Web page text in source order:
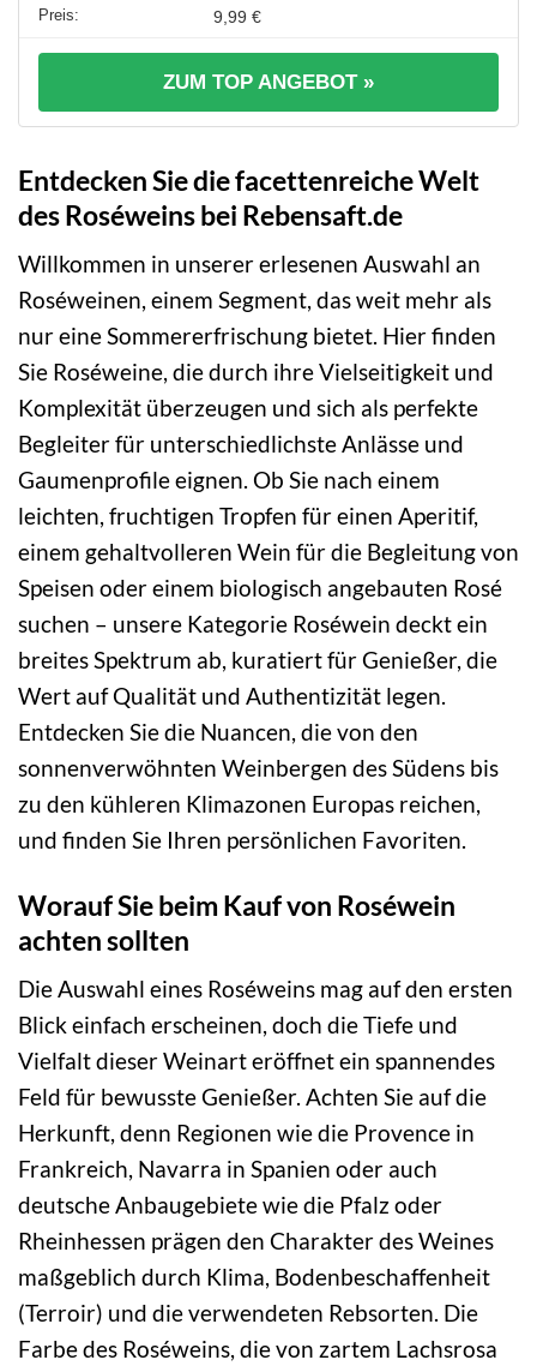
9,99 €
ZUM TOP ANGEBOT »
Entdecken Sie die facettenreiche Welt
des Roséweins bei Rebensaft.de
Willkommen in unserer erlesenen Auswahl an
Roséweinen, einem Segment, das weit mehr als
nur eine Sommererfrischung bietet. Hier finden
Sie Roséweine, die durch ihre Vielseitigkeit und
Komplexität überzeugen und sich als perfekte
Begleiter für unterschiedlichste Anlässe und
Gaumenprofile eignen. Ob Sie nach einem
leichten, fruchtigen Tropfen für einen Aperitif,
einem gehaltvolleren Wein für die Begleitung von
Speisen oder einem biologisch angebauten Rosé
suchen – unsere Kategorie Roséwein deckt ein
breites Spektrum ab, kuratiert für Genießer, die
Wert auf Qualität und Authentizität legen.
Entdecken Sie die Nuancen, die von den
sonnenverwöhnten Weinbergen des Südens bis
zu den kühleren Klimazonen Europas reichen,
und finden Sie Ihren persönlichen Favoriten.
Worauf Sie beim Kauf von Roséwein
achten sollten
Die Auswahl eines Roséweins mag auf den ersten
Blick einfach erscheinen, doch die Tiefe und
Vielfalt dieser Weinart eröffnet ein spannendes
Feld für bewusste Genießer. Achten Sie auf die
Herkunft, denn Regionen wie die Provence in
Frankreich, Navarra in Spanien oder auch
deutsche Anbaugebiete wie die Pfalz oder
Rheinhessen prägen den Charakter des Weines
maßgeblich durch Klima, Bodenbeschaffenheit
(Terroir) und die verwendeten Rebsorten. Die
Farbe des Roséweins, die von zartem Lachsrosa